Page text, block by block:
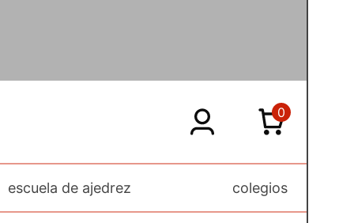
escuela de ajedrez colegios
0